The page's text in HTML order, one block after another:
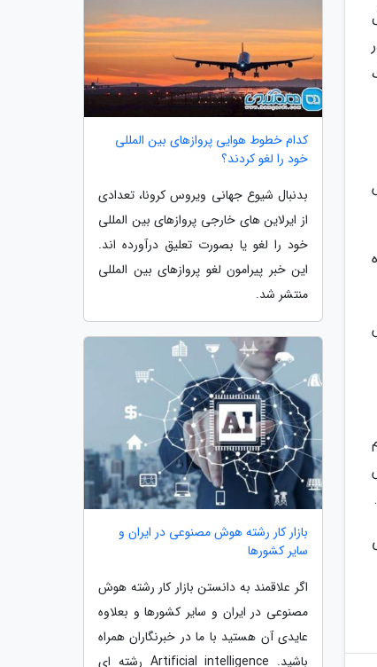
کدام خطوط هوایی پروازهای بین المللی
خود را لغو کردند؟
بدنبال شیوع جهانی ویروس کرونا، تعدادی
از ایرلاین های خارجی پروازهای بین المللی
خود را لغو یا بصورت تعلیق درآورده اند.
این خبر پیرامون لغو پروازهای بین المللی
منتشر شد.
بازار کار رشته هوش مصنوعی در ایران و
سایر کشورها
اگر علاقمند به دانستن بازار کار رشته هوش
مصنوعی در ایران و سایر کشورها و بعلاوه
عایدی آن هستید با ما در خبرنگاران همراه
باشید. Artificial intelligence رشته ای